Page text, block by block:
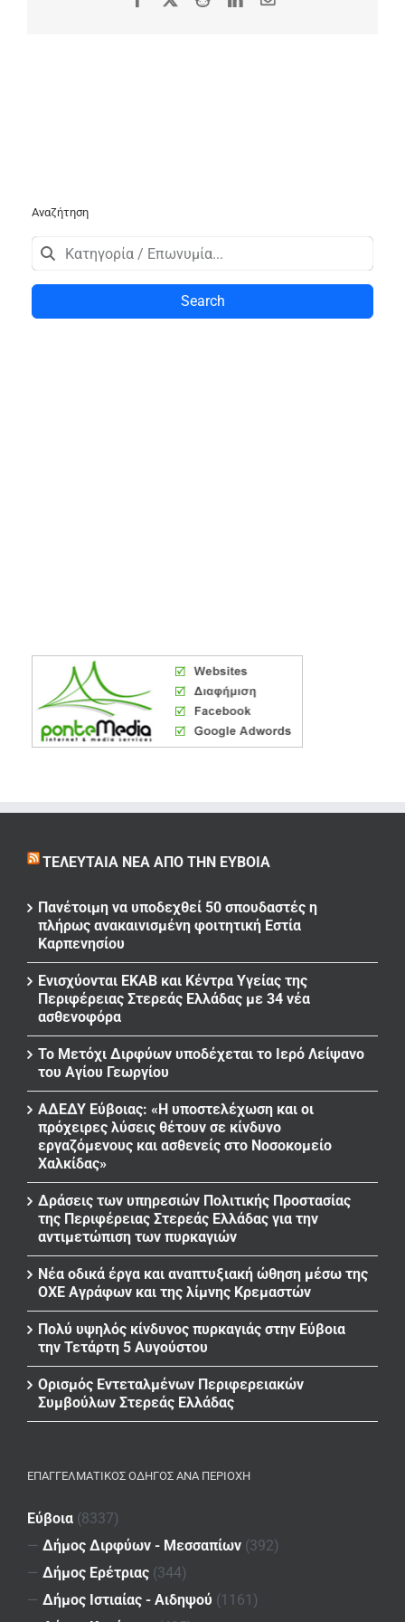
Αναζήτηση
Search
ΤΕΛΕΥΤΑΊΑ ΝΈΑ ΑΠΌ ΤΗΝ ΕΎΒΟΙΑ
Πανέτοιμη να υποδεχθεί 50 σπουδαστές η
πλήρως ανακαινισμένη φοιτητική Εστία
Καρπενησίου
Ενισχύονται ΕΚΑΒ και Κέντρα Υγείας της
Περιφέρειας Στερεάς Ελλάδας με 34 νέα
ασθενοφόρα
Το Μετόχι Διρφύων υποδέχεται το Ιερό Λείψανο
του Αγίου Γεωργίου
ΑΔΕΔΥ Εύβοιας: «Η υποστελέχωση και οι
πρόχειρες λύσεις θέτουν σε κίνδυνο
εργαζόμενους και ασθενείς στο Νοσοκομείο
Χαλκίδας»
Δράσεις των υπηρεσιών Πολιτικής Προστασίας
της Περιφέρειας Στερεάς Ελλάδας για την
αντιμετώπιση των πυρκαγιών
Νέα οδικά έργα και αναπτυξιακή ώθηση μέσω της
ΟΧΕ Αγράφων και της λίμνης Κρεμαστών
Πολύ υψηλός κίνδυνος πυρκαγιάς στην Εύβοια
την Τετάρτη 5 Αυγούστου
Ορισμός Εντεταλμένων Περιφερειακών
Συμβούλων Στερεάς Ελλάδας
ΕΠΑΓΓΕΛΜΑΤΙΚΌΣ ΟΔΗΓΌΣ ΑΝΆ ΠΕΡΙΟΧΉ
Εύβοια (8337)
— Δήμος Διρφύων - Μεσσαπίων (392)
— Δήμος Ερέτριας (344)
— Δήμος Ιστιαίας - Αιδηψού (1161)